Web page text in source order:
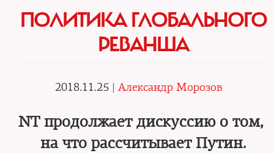
ПОЛИТИКА ГЛОБАЛЬНОГО
РЕВАНША
2018.11.25 | Александр Морозов
NT продолжает дискуссию о том,
на что рассчитывает Путин.